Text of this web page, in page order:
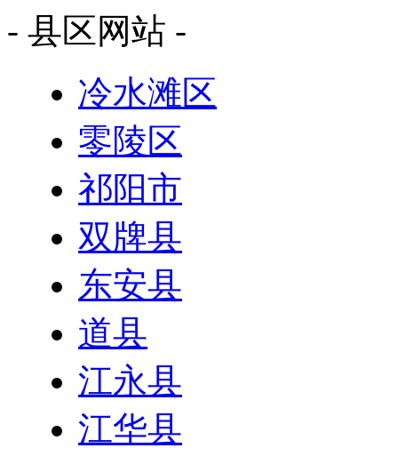
- 县区网站 -
冷水滩区
零陵区
祁阳市
双牌县
东安县
道县
江永县
江华县